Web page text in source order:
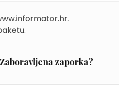
Zaboravljena zaporka?